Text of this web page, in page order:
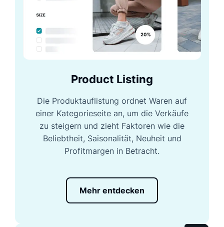
Product Listing
Die Produktauflistung ordnet Waren auf
einer Kategorieseite an, um die Verkäufe
zu steigern und zieht Faktoren wie die
Beliebtheit, Saisonalität, Neuheit und
Profitmargen in Betracht.
Mehr entdecken